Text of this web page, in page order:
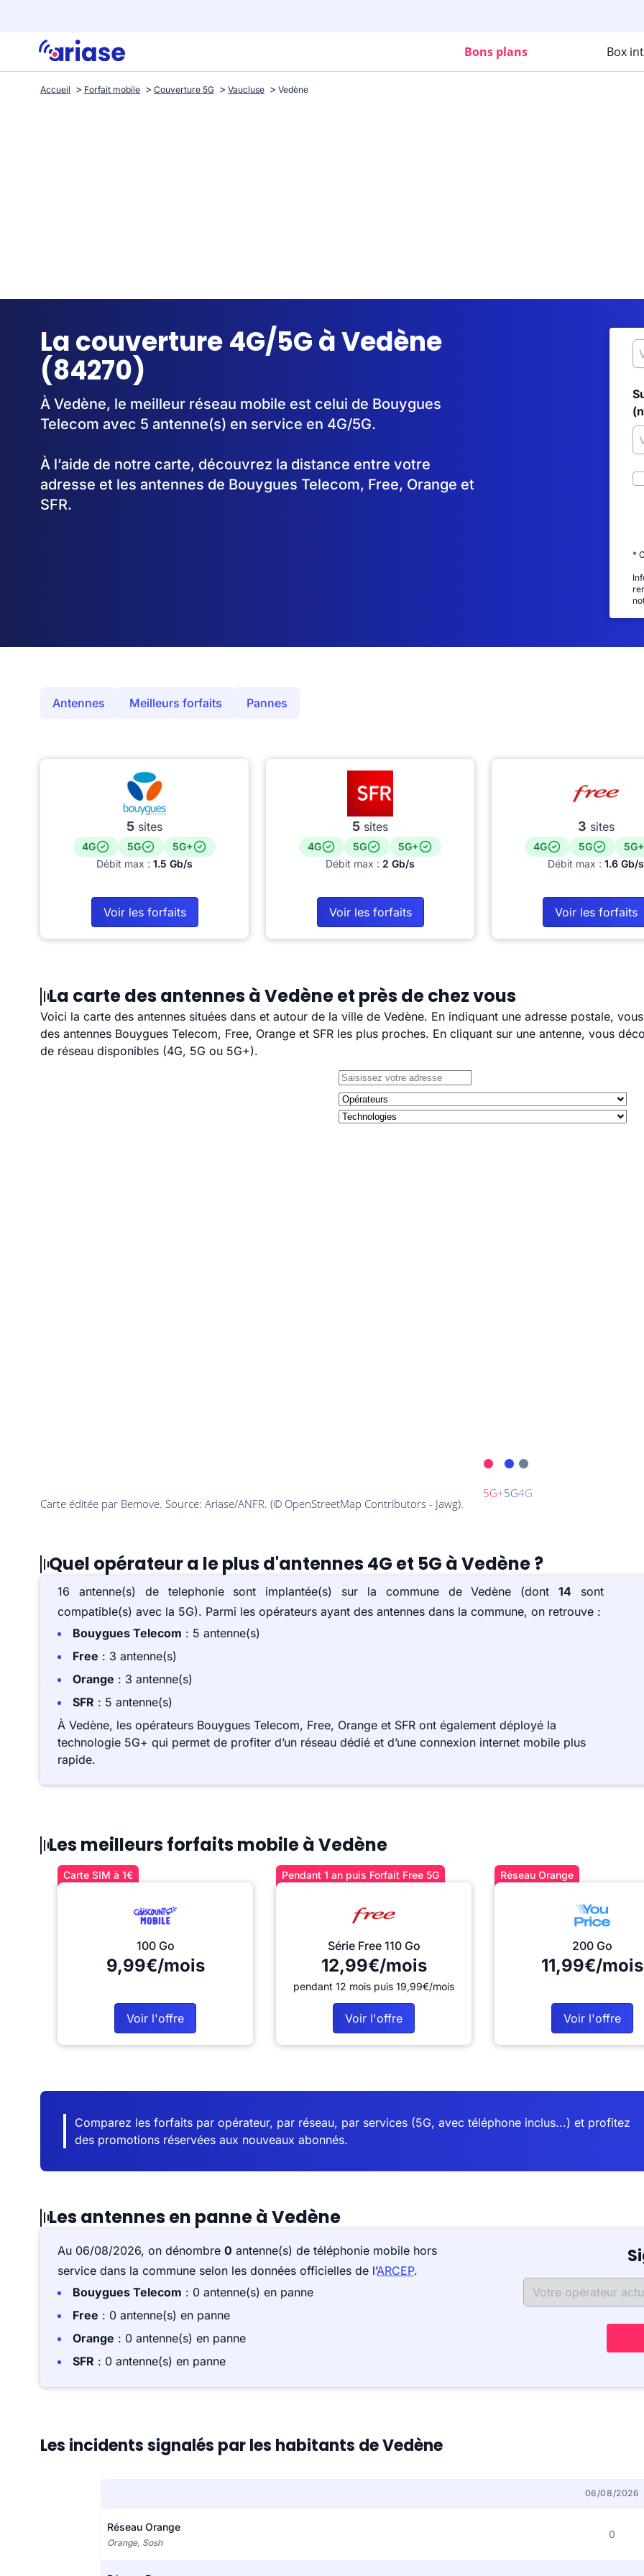
Bons plans Box
Accueil Forfait mobile Couverture 5G Vaucluse Vedène
La couverture 4G/5G à Vedène
(84270)
À Vedène, le meilleur réseau mobile est celui de Bouygues
Telecom avec 5 antenne(s) en service en 4G/5G.
À l’aide de notre carte, découvrez la distance entre votre
adresse et les antennes de Bouygues Telecom, Free, Orange et
SFR.
*
Antennes Meilleurs forfaits Pannes
5 sites
4G 5G
5G+
Débit max : 1.5 Gb/s
Voir les forfaits
5 sites
4G 5G
5G+
Débit max : 2 Gb/s
Voir les forfaits
3 sites
4G 5G
5G+
Débit max : 1.6 Gb/s
Voir les forfaits
La carte des antennes à Vedène et près de chez vous
Voici la carte des antennes situées dans et autour de la ville de Vedène. En indiquant une adresse postale,
des antennes Bouygues Telecom, Free, Orange et SFR les plus proches. En cliquant sur une antenne, vous
de réseau disponibles (4G, 5G ou 5G+).
Quel opérateur a le plus d'antennes 4G et 5G à Vedène ?
16 antenne(s) de telephonie sont implantée(s) sur la commune de Vedène (dont14 sont
compatible(s) avec la 5G). Parmi les opérateurs ayant des antennes dans la commune, on retrouve :
Bouygues Telecom : 5 antenne(s)
Free : 3 antenne(s)
Orange : 3 antenne(s)
SFR : 5 antenne(s)
À Vedène, les opérateurs Bouygues Telecom, Free, Orange et SFR ont également déployé la
technologie 5G+ qui permet de profiter d’un réseau dédié et d’une connexion internet mobile plus
rapide.
Les meilleurs forfaits mobile à Vedène
Carte SIM à 1€
100 Go
9,99€/mois
Voir l'offre
Pendant 1 an puis Forfait Free 5G
Série Free 110 Go
12,99€/mois
pendant 12 mois puis 19,99€/mois
Voir l'offre
Réseau Orange
200 Go
11,99€/mois
Voir l'offre
Comparez les forfaits par opérateur, par réseau, par services (5G, avec téléphone inclus...) et profitez
des promotions réservées aux nouveaux abonnés.
Les antennes en panne à Vedène
Au 06/08/2026, on dénombre 0 antenne(s) de téléphonie mobile hors
service dans la commune selon les données officielles de l’ARCEP.
Bouygues Telecom : 0 antenne(s) en panne
Free : 0 antenne(s) en panne
Orange : 0 antenne(s) en panne
SFR : 0 antenne(s) en panne
Les incidents signalés par les habitants de Vedène
06/08/2026
Réseau Orange
Orange, Sosh
0